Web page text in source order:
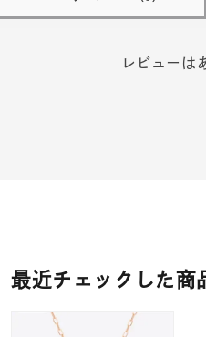
レビューは
最近チェックした商